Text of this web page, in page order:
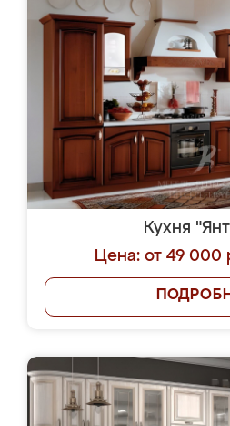
Кухня
Цена: от 49 000